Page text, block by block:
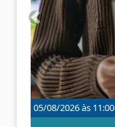
05/08/2026 às 11:00
A
n
t
e
r
i
o
r